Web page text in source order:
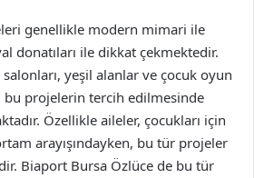
genellikle modern mimari ile
donatıları ile dikkat çekmektedir.
yeşil alanlar ve çocuk oyun
bu projelerin tercih edilmesinde
Özellikle aileler, çocukları için
arayışındayken, bu tür projeler
Biaport Bursa Özlüce de bu tür